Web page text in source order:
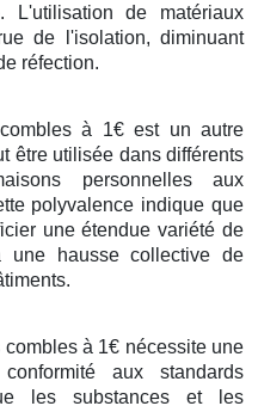
L'utilisation de matériaux
de l'isolation, diminuant
réfection.
à 1€ est un autre
être utilisée dans différents
personnelles aux
polyvalence indique que
une étendue variété de
une hausse collective de
à 1€ nécessite une
aux standards
les substances et les